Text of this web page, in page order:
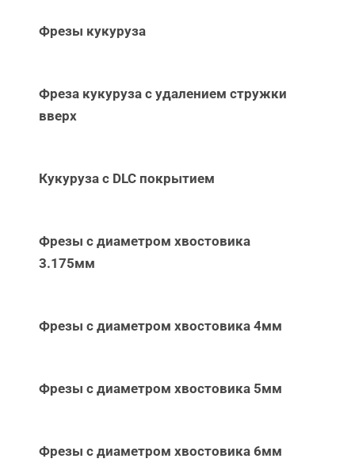
Фрезы кукуруза
Фреза кукуруза с удалением стружки
вверх
Кукуруза с DLC покрытием
Фрезы с диаметром хвостовика
3.175мм
Фрезы с диаметром хвостовика 4мм
Фрезы с диаметром хвостовика 5мм
Фрезы с диаметром хвостовика 6мм